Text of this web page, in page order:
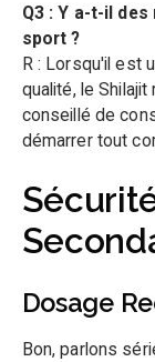
Q3 : Y a-t-il
sport ?
R : Lorsqu'il est
qualité, le
conseillé de
démarrer tout
Dosage
Bon, parlons